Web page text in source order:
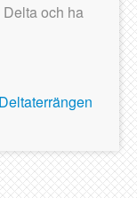
och ha